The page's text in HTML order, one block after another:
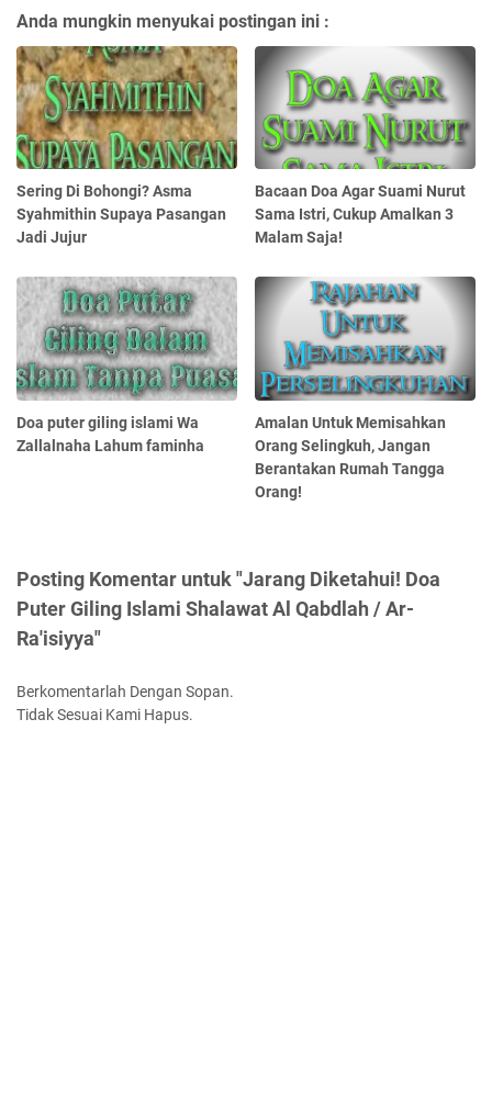
Anda mungkin menyukai postingan ini :
Sering Di Bohongi? Asma
Syahmithin Supaya Pasangan
Jadi Jujur
Bacaan Doa Agar Suami Nurut
Sama Istri, Cukup Amalkan 3
Malam Saja!
Doa puter giling islami Wa
Zallalnaha Lahum faminha
Amalan Untuk Memisahkan
Orang Selingkuh, Jangan
Berantakan Rumah Tangga
Orang!
Posting Komentar untuk "Jarang Diketahui! Doa
Puter Giling Islami Shalawat Al Qabdlah / Ar-
Ra'isiyya"
Berkomentarlah Dengan Sopan.
Tidak Sesuai Kami Hapus.